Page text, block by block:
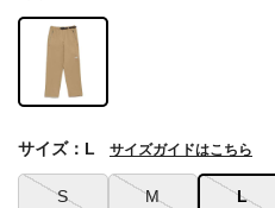
S M L
サイズ：L サイズガイドはこちら